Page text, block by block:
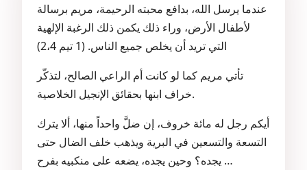
عندما يرسل الله، بدافع محبته الرحيمة، مريم برسالة
لأطفال الأرض، وراء ذلك يكمن ذلك الرغبة الإلهية
التي تريد أن يخلص جميع الناس. (1 تيم 2،4)
تأتي مريم كما لو كانت أم الراعي الصالح، لتذكّر
خراف ابنها بحقائق الإنجيل الخلاصية.
أيكم رجل له مائة خروف، إن ضلَّ واحداً منها، ألا يترك
التسعة والتسعين في البرية ويذهب خلف الضال حتى
يجده؟ وحين يجده، يضعه على منكبيه بفرح …